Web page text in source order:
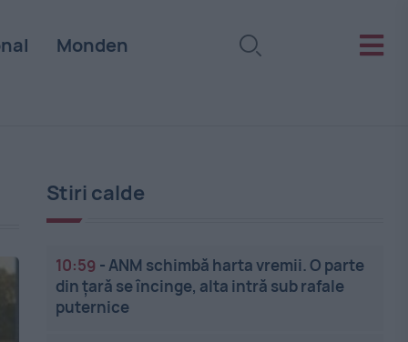
Monden
Stiri calde
10:59 -ANM schimbă harta vremii. O parte
din țară se încinge, alta intră sub rafale
puternice